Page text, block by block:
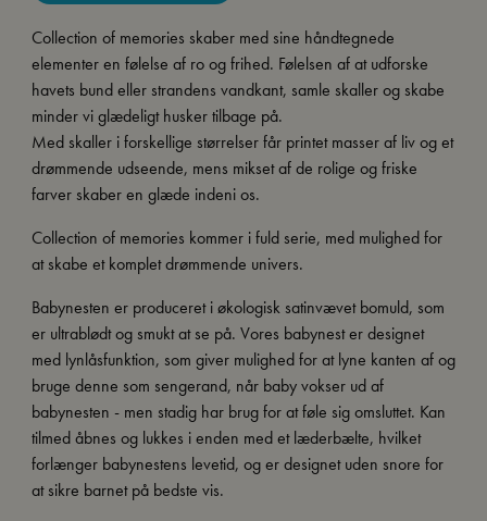
Collection of memories skaber med sine håndtegnede
elementer en følelse af ro og frihed. Følelsen af at udforske
havets bund eller strandens vandkant, samle skaller og skabe
minder vi glædeligt husker tilbage på.
Med skaller i forskellige størrelser får printet masser af liv og et
drømmende udseende, mens mikset af de rolige og friske
farver skaber en glæde indeni os.
Collection of memories kommer i fuld serie, med mulighed for
at skabe et komplet drømmende univers.
Babynesten er produceret i økologisk satinvævet bomuld, som
er ultrablødt og smukt at se på. Vores babynest er designet
med lynlåsfunktion, som giver mulighed for at lyne kanten af og
bruge denne som sengerand, når baby vokser ud af
babynesten - men stadig har brug for at føle sig omsluttet. Kan
tilmed åbnes og lukkes i enden med et læderbælte, hvilket
forlænger babynestens levetid, og er designet uden snore for
at sikre barnet på bedste vis.